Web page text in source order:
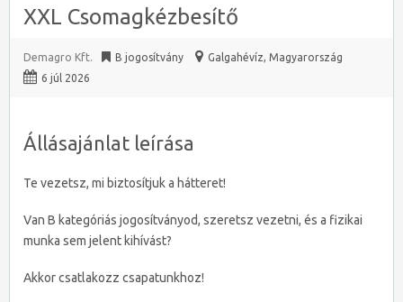
XXL Csomagkézbesítő
Demagro Kft. B jogosítvány Galgahévíz, Magyarország
6 júl 2026
Állásajánlat leírása
Te vezetsz, mi biztosítjuk a hátteret!
Van B kategóriás jogosítványod, szeretsz vezetni, és a fizikai
munka sem jelent kihívást?
Akkor csatlakozz csapatunkhoz!